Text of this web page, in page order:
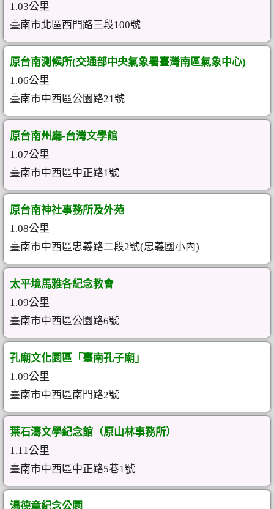
1.03公里
臺南市北區西門路三段100號
原台南測候所(交通部中央氣象署臺灣南區氣象中心)
1.06公里
臺南市中西區公園路21號
原台南州廳-台灣文學館
1.07公里
臺南市中西區中正路1號
原台南神社事務所及外苑
1.08公里
臺南市中西區忠義路二段2號(忠義國小內)
太平境馬雅各紀念教會
1.09公里
臺南市中西區公園路6號
孔廟文化園區「臺南孔子廟」
1.09公里
臺南市中西區南門路2號
葉石濤文學紀念館（原山林事務所）
1.11公里
臺南市中西區中正路5巷1號
湯德章紀念公園